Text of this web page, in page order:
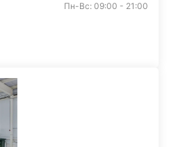
Пн-Вс: 09:00 - 21:00